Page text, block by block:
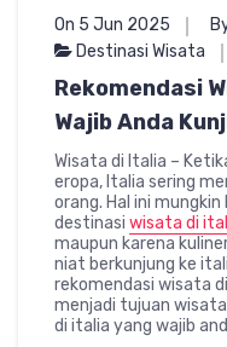
On 5 Jun 2025
Destinasi Wisata
Rekomendasi
Wajib Anda
Wisata di Italia –
eropa, Italia sering
orang. Hal ini
destinasi wisata di
maupun karena
niat berkunjung ke
rekomendasi wisata
menjadi tujuan
di italia yang wajib